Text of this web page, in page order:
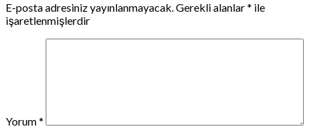
E-posta adresiniz yayınlanmayacak.Gerekli alanlar* ile
işaretlenmişlerdir
Yorum*